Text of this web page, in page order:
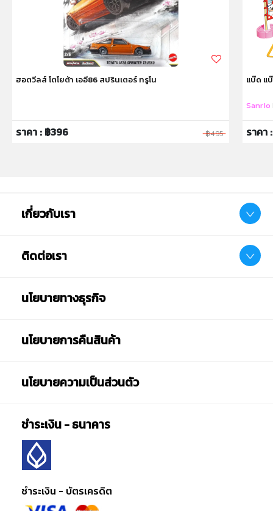
ฮอตวีลส์ โตโยต้า เออี86 สปรินเตอร์ ทรูโน
ราคา : ฿396 ฿495
แบ๊ด แ
Sanrio
ราคา
เกี่ยวกับเรา
ติดต่อเรา
นโยบายทางธุรกิจ
นโยบายการคืนสินค้า
นโยบายความเป็นส่วนตัว
ชำระเงิน - ธนาคาร
ชำระเงิน - บัตรเครดิต